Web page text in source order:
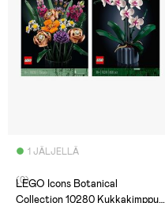
1 JÄLJELLÄ
(0)
LEGO Icons Botanical
Collection 10280 Kukkakimppu